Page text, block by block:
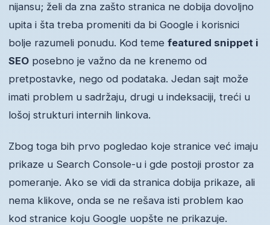
nijansu; želi da zna zašto stranica ne dobija dovoljno
upita i šta treba promeniti da bi Google i korisnici
bolje razumeli ponudu. Kod teme featured snippet i
SEO posebno je važno da ne krenemo od
pretpostavke, nego od podataka. Jedan sajt može
imati problem u sadržaju, drugi u indeksaciji, treći u
lošoj strukturi internih linkova.
Zbog toga bih prvo pogledao koje stranice već imaju
prikaze u Search Console-u i gde postoji prostor za
pomeranje. Ako se vidi da stranica dobija prikaze, ali
nema klikove, onda se ne rešava isti problem kao
kod stranice koju Google uopšte ne prikazuje.